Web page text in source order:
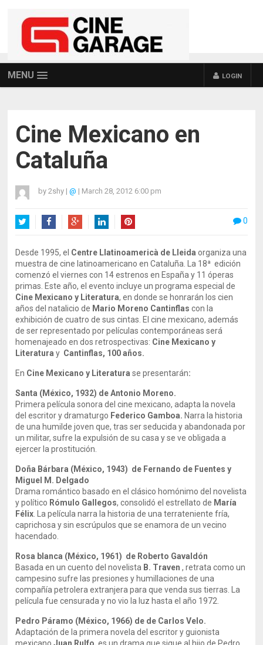
MENU LOGIN
Cine Mexicano en
Cataluña
by2shy | @ | March 28, 2012 6:00 pm
0
Desde 1995, el Centre Llatinoamericà de Lleida organiza una
muestra de cine latinoamericano en Cataluña. La 18ª edición
comenzó el viernes con 14 estrenos en España y 11 óperas
primas. Este año, el evento incluye un programa especial de
Cine Mexicano y Literatura, en donde se honrarán los cien
años del natalicio de Mario Moreno Cantinflas con la
exhibición de cuatro de sus cintas. El cine mexicano, además
de ser representado por películas contemporáneas será
homenajeado en dos retrospectivas: Cine Mexicano y
Literaturay Cantinflas, 100 años.
En Cine Mexicano y Literatura se presentarán:
Santa (México, 1932) de Antonio Moreno.
Primera película sonora del cine mexicano, adapta la novela
del escritor y dramaturgo Federico Gamboa. Narra la historia
de una humilde joven que, tras ser seducida y abandonada por
un militar, sufre la expulsión de su casa y se ve obligada a
ejercer la prostitución.
Doña Bárbara (México, 1943) de Fernando de Fuentes y
Miguel M. Delgado
Drama romántico basado en el clásico homónimo del novelista
y político Rómulo Gallegos, consolidó el estrellato de María
Félix . La película narra la historia de una terrateniente fría,
caprichosa y sin escrúpulos que se enamora de un vecino
hacendado.
Rosa blanca (México, 1961) de Roberto Gavaldón
Basada en un cuento del novelista B. Traven , retrata como un
campesino sufre las presiones y humillaciones de una
compañía petrolera extranjera para que venda sus tierras. La
película fue censurada y no vio la luz hasta el año 1972.
Pedro Páramo (México, 1966) de de Carlos Velo.
Adaptación de la primera novela del escritor y guionista